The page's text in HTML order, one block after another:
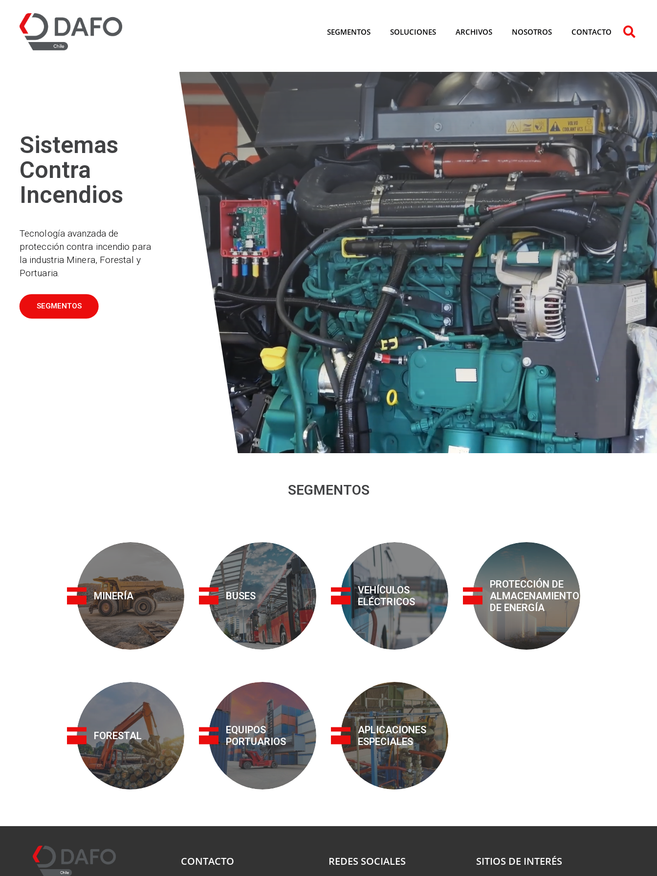
SEGMENTOS SOLUCIONES ARCHIVOS NOSOTROS CONTACTO
Sistemas
Contra
Incendios
Tecnología avanzada de
protección contra incendio para
la industria Minera, Forestal y
Portuaria.
SEGMENTOS
SEGMENTOS
MINERÍA BUSES
VEHÍCULOS
ELÉCTRICOS
PROTECCIÓN DE
ALMACENAMIENTO
DE ENERGÍA
FORESTAL
EQUIPOS
PORTUARIOS
APLICACIONES
ESPECIALES
CONTACTO REDES SOCIALES SITIOS DE INTERÉS